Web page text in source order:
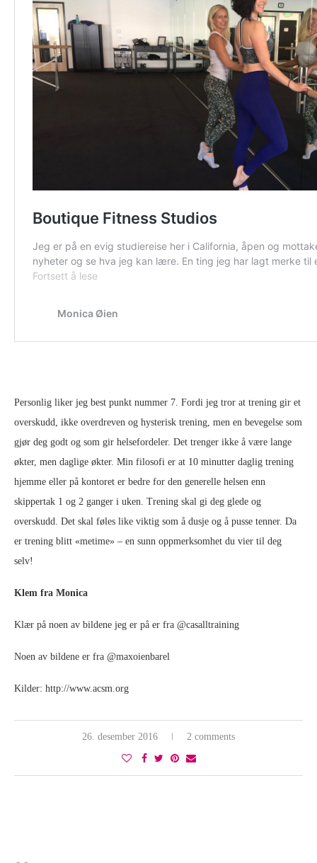
Personlig liker jeg best punkt nummer 7. Fordi jeg tror at trening gir et
overskudd, ikke overdreven og hysterisk trening, men en bevegelse som
gjør deg godt og som gir helsefordeler. Det trenger ikke å være lange
økter, men daglige økter. Min filosofi er at 10 minutter daglig trening
hjemme eller på kontoret er bedre for den generelle helsen enn
skippertak 1 og 2 ganger i uken. Trening skal gi deg glede og
overskudd. Det skal føles like viktig som å dusje og å pusse tenner. Da
er trening blitt «metime» – en sunn oppmerksomhet du vier til deg
selv!
Klem fra Monica
Klær på noen av bildene jeg er på er fra @casalltraining
Noen av bildene er fra @maxoienbarel
Kilder: http://www.acsm.org
26. desember 2016 2 comments